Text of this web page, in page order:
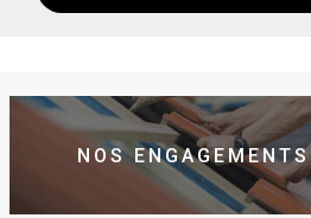
NOS ENGAGEMENTS